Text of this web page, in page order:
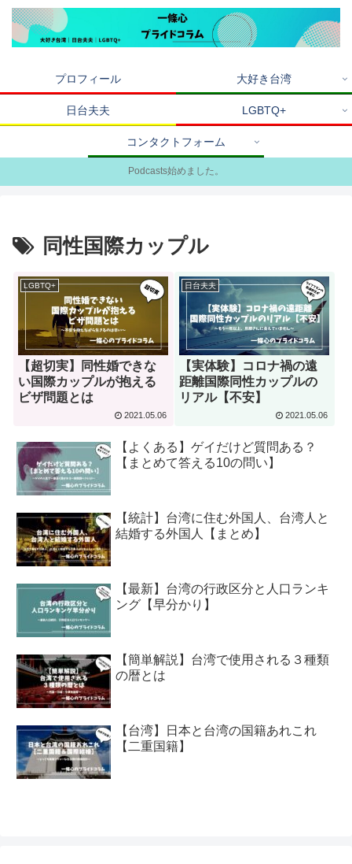
プロフィール 大好き台湾
日台夫夫 LGBTQ+
コンタクトフォーム
Podcasts始めました。
同性国際カップル
LGBTQ+
【超切実】同性婚できな
い国際カップルが抱える
ビザ問題とは
2021.05.06
日台夫夫
【実体験】コロナ禍の遠
距離国際同性カップルの
リアル【不安】
2021.05.06
【よくある】ゲイだけど質問ある？
【まとめて答える10の問い】
【統計】台湾に住む外国人、台湾人と
結婚する外国人【まとめ】
【最新】台湾の行政区分と人口ランキ
ング【早分かり】
【簡単解説】台湾で使用される３種類
の暦とは
【台湾】日本と台湾の国籍あれこれ
【二重国籍】